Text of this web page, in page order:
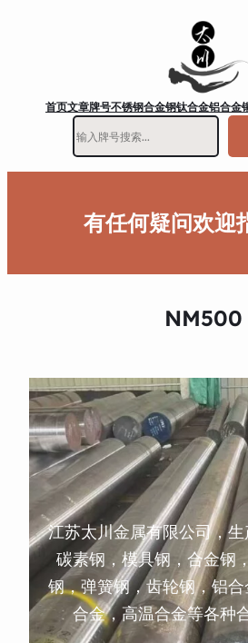
首页文章牌号不锈钢合金钢钛合金铝合金
有任何疑问欢迎
NM500
江苏太川金属有限公司，生
碳素钢，模具钢，合金钢
钢，弹簧钢，齿轮钢，铝
合金，高温合金等各种